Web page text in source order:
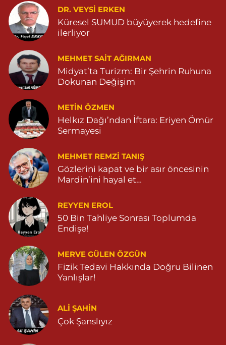
Turan Eczanesi
TEPEBAŞI MAHALLE KISMETLİ CADDE NO:59D SAĞLIK OCAĞI
YANI 04823813670
0 (482) 381 36 70 Yol Tarifi Al
DR. VEYSI ERKEN
Küresel SUMUD büyüyerek hedefine
ilerliyor
MEHMET SAIT AĞIRMAN
Midyat’ta Turizm: Bir Şehrin Ruhuna
Dokunan Değişim
METIN ÖZMEN
Helkız Dağı’ndan İftara: Eriyen Ömür
Sermayesi
MEHMET REMZI TANIŞ
Gözlerini kapat ve bir asır öncesinin
Mardin’ini hayal et…
REYYEN EROL
50 Bin Tahliye Sonrası Toplumda
Endişe!
MERVE GÜLEN ÖZGÜN
Fizik Tedavi Hakkında Doğru Bilinen
Yanlışlar!
ALI ŞAHİN
Çok Şanslıyız